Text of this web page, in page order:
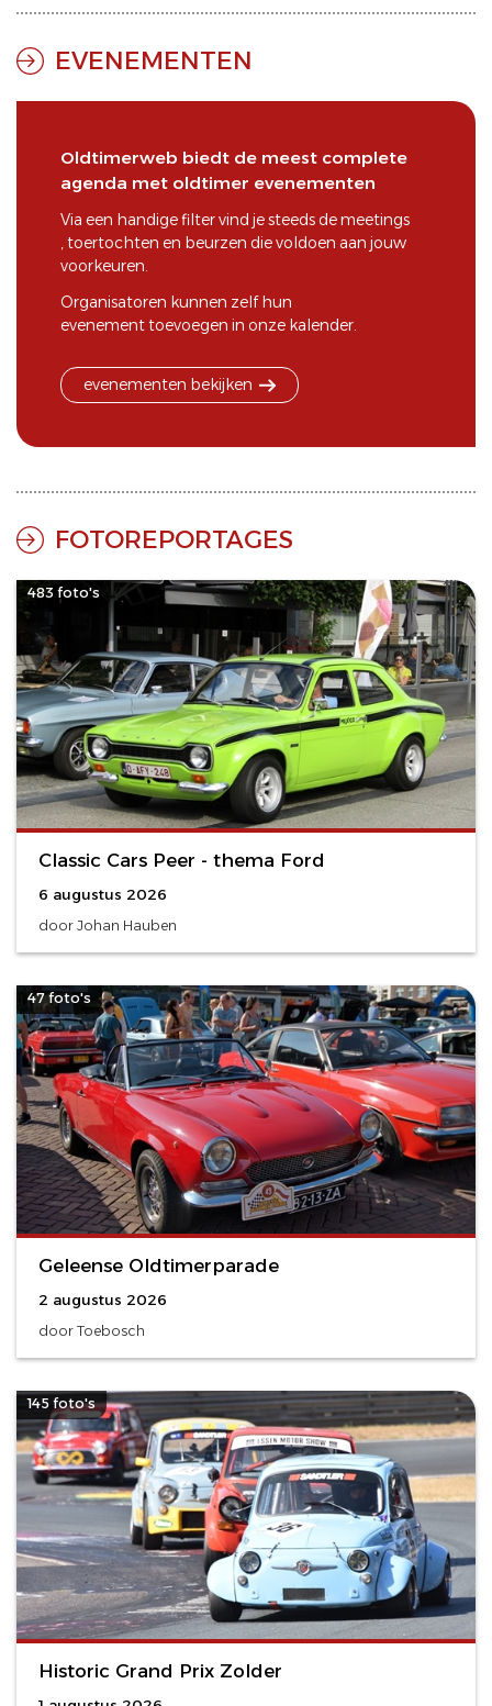
EVENEMENTEN
Oldtimerweb biedt de meest complete
agenda met oldtimer evenementen
Via een handige filter vind je steeds demeetings
,toertochten en beurzen die voldoen aan jouw
voorkeuren.
Organisatoren kunnen zelf hun
evenement toevoegen in onze kalender.
evenementen bekijken
FOTOREPORTAGES
483 foto's
Classic Cars Peer - thema Ford
6 augustus 2026
door Johan Hauben
47 foto's
Geleense Oldtimerparade
2 augustus 2026
door Toebosch
145 foto's
Historic Grand Prix Zolder